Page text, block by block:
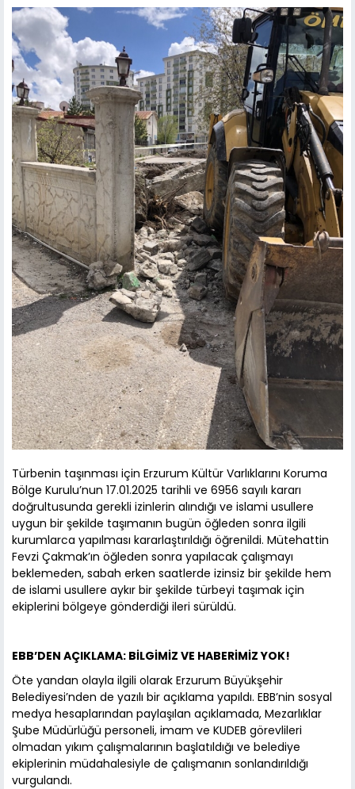
Türbenin taşınması için Erzurum Kültür Varlıklarını Koruma
Bölge Kurulu’nun 17.01.2025 tarihli ve 6956 sayılı kararı
doğrultusunda gerekli izinlerin alındığı ve islami usullere
uygun bir şekilde taşımanın bugün öğleden sonra ilgili
kurumlarca yapılması kararlaştırıldığı öğrenildi. Mütehattin
Fevzi Çakmak’ın öğleden sonra yapılacak çalışmayı
beklemeden, sabah erken saatlerde izinsiz bir şekilde hem
de islami usullere aykır bir şekilde türbeyi taşımak için
ekiplerini bölgeye gönderdiği ileri sürüldü.
EBB’DEN AÇIKLAMA: BİLGİMİZ VE HABERİMİZ YOK!
Öte yandan olayla ilgili olarak Erzurum Büyükşehir
Belediyesi’nden de yazılı bir açıklama yapıldı. EBB’nin sosyal
medya hesaplarından paylaşılan açıklamada, Mezarlıklar
Şube Müdürlüğü personeli, imam ve KUDEB görevlileri
olmadan yıkım çalışmalarının başlatıldığı ve belediye
ekiplerinin müdahalesiyle de çalışmanın sonlandırıldığı
vurgulandı.